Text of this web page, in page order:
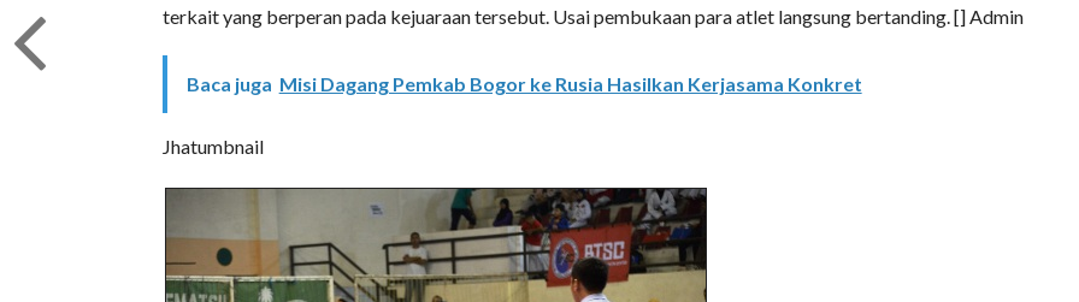
terkait yang berperan pada kejuaraan tersebut. Usai pembukaan para atlet langsung bertanding. [] Admin
Baca juga Misi Dagang Pemkab Bogor ke Rusia Hasilkan Kerjasama Konkret
Jhatumbnail